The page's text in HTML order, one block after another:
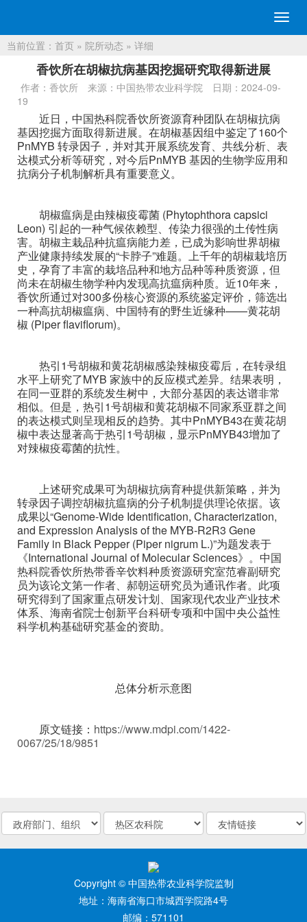
切
换
当前位置： 首页 » 院所动态 » 详细
香饮所在胡椒抗病基因挖掘研究取得新进展
作者：香饮所 来源：中国热带农业科学院
日期：2024-09-
19
近日，中国热科院香饮所资源育种团队在胡椒抗病
基因挖掘方面取得新进展。在胡椒基因组中鉴定了160个
PnMYB 转录因子，并对其开展系统发育、共线分析、表
达模式分析等研究，对今后PnMYB 基因的生物学应用和
抗病分子机制解析具有重要意义。
胡椒瘟病是由辣椒疫霉菌 (Phytophthora capsici
Leon) 引起的一种气候依赖型、传染力很强的土传性病
害。胡椒主栽品种抗瘟病能力差，已成为影响世界胡椒
产业健康持续发展的“卡脖子”难题。上千年的胡椒栽培历
史，孕育了丰富的栽培品种和地方品种等种质资源，但
尚未在胡椒生物学种内发现高抗瘟病种质。近10年来，
香饮所通过对300多份核心资源的系统鉴定评价，筛选出
一种高抗胡椒瘟病、中国特有的野生近缘种——黄花胡
椒 (Piper flaviflorum)。
热引1号胡椒和黄花胡椒感染辣椒疫霉后，在转录组
水平上研究了MYB 家族中的反应模式差异。结果表明，
在同一亚群的系统发生树中，大部分基因的表达谱非常
相似。但是，热引1号胡椒和黄花胡椒不同家系亚群之间
的表达模式则呈现相反的趋势。其中PnMYB43在黄花胡
椒中表达显著高于热引1号胡椒，显示PnMYB43增加了
对辣椒疫霉菌的抗性。
上述研究成果可为胡椒抗病育种提供新策略，并为
转录因子调控胡椒抗瘟病的分子机制提供理论依据。该
成果以“Genome-Wide Identification, Characterization,
and Expression Analysis of the MYB-R2R3 Gene
Family in Black Pepper (Piper nigrum L.)”为题发表于
《International Journal of Molecular Sciences》。中国
热科院香饮所热带香辛饮料种质资源研究室范睿副研究
员为该论文第一作者、郝朝运研究员为通讯作者。此项
研究得到了国家重点研发计划、国家现代农业产业技术
体系、海南省院士创新平台科研专项和中国中央公益性
科学机构基础研究基金的资助。
总体分析示意图
原文链接： https://www.mdpi.com/1422-
0067/25/18/9851
Copyright © 中国热带农业科学院监制
地址：海南省海口市城西学院路4号
邮编：571101